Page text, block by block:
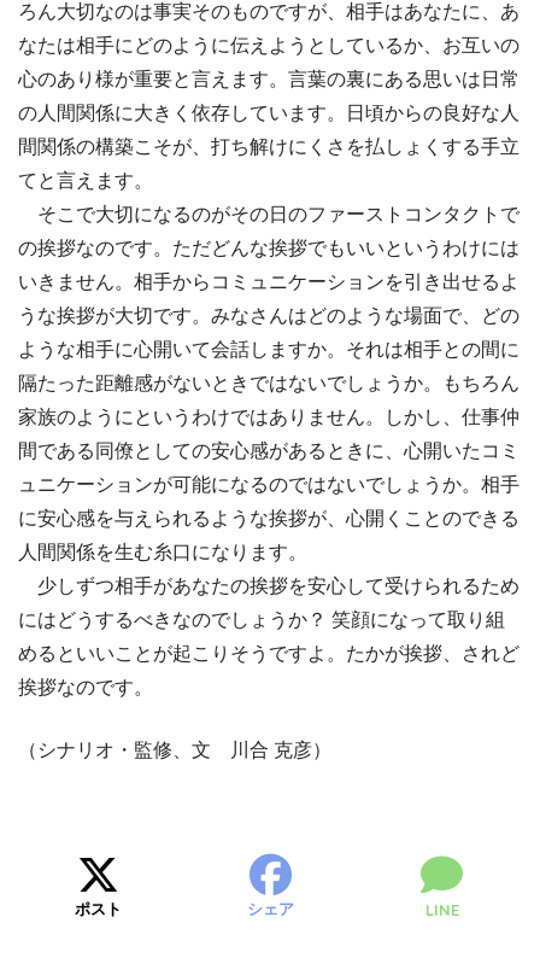
ろん大切なのは事実そのものですが、相手はあなたに、あ
なたは相手にどのように伝えようとしているか、お互いの
心のあり様が重要と言えます。言葉の裏にある思いは日常
の人間関係に大きく依存しています。日頃からの良好な人
間関係の構築こそが、打ち解けにくさを払しょくする手立
てと言えます。
そこで大切になるのがその日のファーストコンタクトで
の挨拶なのです。ただどんな挨拶でもいいというわけには
いきません。相手からコミュニケーションを引き出せるよ
うな挨拶が大切です。みなさんはどのような場面で、どの
ような相手に心開いて会話しますか。それは相手との間に
隔たった距離感がないときではないでしょうか。もちろん
家族のようにというわけではありません。しかし、仕事仲
間である同僚としての安心感があるときに、心開いたコミ
ュニケーションが可能になるのではないでしょうか。相手
に安心感を与えられるような挨拶が、心開くことのできる
人間関係を生む糸口になります。
少しずつ相手があなたの挨拶を安心して受けられるため
にはどうするべきなのでしょうか？ 笑顔になって取り組
めるといいことが起こりそうですよ。たかが挨拶、されど
挨拶なのです。
（シナリオ・監修、文 川合 克彦）
ポスト シェア LINE